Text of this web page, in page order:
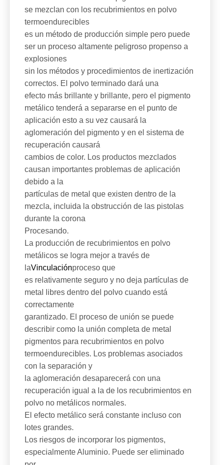
se mezclan con los recubrimientos en polvo
termoendurecibles
es un método de producción simple pero puede
ser un proceso altamente peligroso propenso a
explosiones
sin los métodos y procedimientos de inertización
correctos. El polvo terminado dará una
efecto más brillante y brillante, pero el pigmento
metálico tenderá a separarse en el punto de
aplicación esto a su vez causará la
aglomeración del pigmento y en el sistema de
recuperación causará
cambios de color. Los productos mezclados
causan importantes problemas de aplicación
debido a la
partículas de metal que existen dentro de la
mezcla, incluida la obstrucción de las pistolas
durante la corona
Procesando.
La producción de recubrimientos en polvo
metálicos se logra mejor a través de
laVinculaciónproceso que
es relativamente seguro y no deja partículas de
metal libres dentro del polvo cuando está
correctamente
garantizado. El proceso de unión se puede
describir como la unión completa de metal
pigmentos para recubrimientos en polvo
termoendurecibles. Los problemas asociados
con la separación y
la aglomeración desaparecerá con una
recuperación igual a la de los recubrimientos en
polvo no metálicos normales.
El efecto metálico será constante incluso con
lotes grandes.
Los riesgos de incorporar los pigmentos,
especialmente Aluminio. Puede ser eliminado